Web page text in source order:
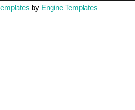
by Engine Templates